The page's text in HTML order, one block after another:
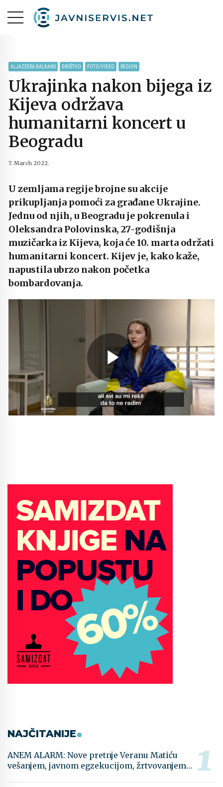
ALJAZEERA BALKANS DRUŠTVO FOTO/VIDEO REGION
Ukrajinka nakon bijega iz
Kijeva održava
humanitarni koncert u
Beogradu
7. March 2022.
U zemljama regije brojne su akcije
prikupljanja pomoći za građane Ukrajine.
Jednu od njih, u Beogradu je pokrenula i
Oleksandra Polovinska, 27-godišnja
muzičarka iz Kijeva, koja će 10. marta održati
humanitarni koncert. Kijev je, kako kaže,
napustila ubrzo nakon početka
bombardovanja.
NAJČITANIJE
ANEM ALARM: Nove pretnje Veranu Matiću
vešanjem, javnom egzekucijom, žrtvovanjem…